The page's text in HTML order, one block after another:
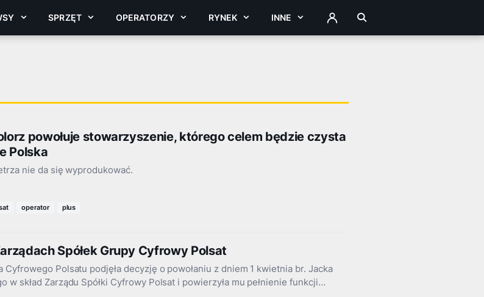
SPRZĘT OPERATORZY RYNEK INNE ZALOGUJ
powołuje stowarzyszenie, którego celem będzie czysta
Polska
nie da się wyprodukować.
operator plus
Spółek Grupy Cyfrowy Polsat
Cyfrowego Polsatu podjęła decyzję o powołaniu z dniem 1 kwietnia br. Jacka
w skład Zarządu Spółki Cyfrowy Polsat i powierzyła mu pełnienie funkcji…